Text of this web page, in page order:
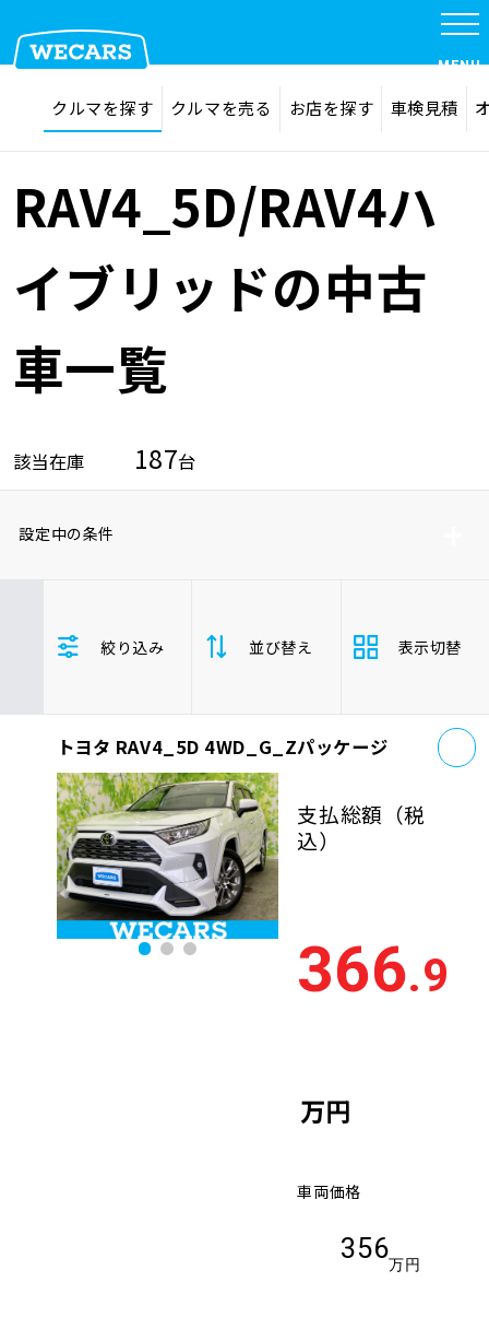
在庫検索 サイト内検索
MENU
クルマを探す
品質管理とサポート体制
オイル交換・点検・整備予約
企業情報
0120-733-500
クルマを探す クルマを売る お店を探す 車検見積
RAV4_5D/RAV4ハ
イブリッドの中古
車一覧
該当在庫 187台
設定中の条件
ホンダ
マツダ
ミツビシ
RAV4_5D/RAV4ハイブリッド
SUV/クロカン
絞り込み 並び替え
支払総
額
安い順 高
年式 新しい順
走行距
離
少ない順
排気量 大きい順 小さ
表示切替
トヨタ RAV4_5D 4WD_G_Zパッケージ
支払総額 （税
込）
366.9
万円
車両価格
356
万円